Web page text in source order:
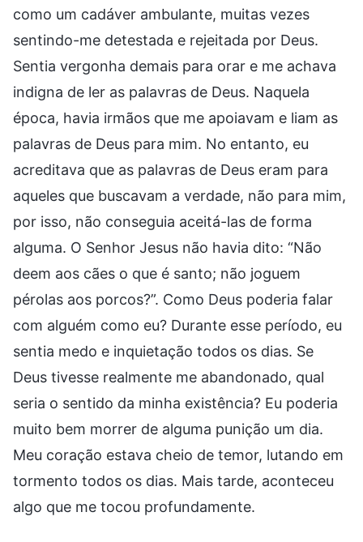
como um cadáver ambulante, muitas vezes
sentindo-me detestada e rejeitada por Deus.
Sentia vergonha demais para orar e me achava
indigna de ler as palavras de Deus. Naquela
época, havia irmãos que me apoiavam e liam as
palavras de Deus para mim. No entanto, eu
acreditava que as palavras de Deus eram para
aqueles que buscavam a verdade, não para mim,
por isso, não conseguia aceitá-las de forma
alguma. O Senhor Jesus não havia dito: “Não
deem aos cães o que é santo; não joguem
pérolas aos porcos?”. Como Deus poderia falar
com alguém como eu? Durante esse período, eu
sentia medo e inquietação todos os dias. Se
Deus tivesse realmente me abandonado, qual
seria o sentido da minha existência? Eu poderia
muito bem morrer de alguma punição um dia.
Meu coração estava cheio de temor, lutando em
tormento todos os dias. Mais tarde, aconteceu
algo que me tocou profundamente.